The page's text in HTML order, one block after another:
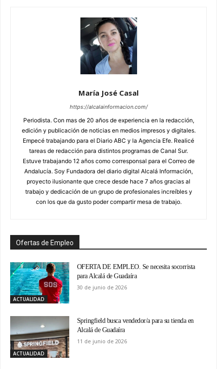
María José Casal
https://alcalainformacion.com/
Periodista. Con mas de 20 años de experiencia en la redacción,
edición y publicación de noticias en medios impresos y digitales.
Empecé trabajando para el Diario ABC y la Agencia Efe. Realicé
tareas de redacción para distintos programas de Canal Sur.
Estuve trabajando 12 años como corresponsal para el Correo de
Andalucía. Soy Fundadora del diario digital Alcalá Información,
proyecto ilusionante que crece desde hace 7 años gracias al
trabajo y dedicación de un grupo de profesionales increíbles y
con los que da gusto poder compartir mesa de trabajo.
Ofertas de Empleo
ACTUALIDAD
OFERTA DE EMPLEO. Se necesita socorrista
para Alcalá de Guadaíra
30 de junio de 2026
ACTUALIDAD
Springfield busca vendedor/a para su tienda en
Alcalá de Guadaíra
11 de junio de 2026